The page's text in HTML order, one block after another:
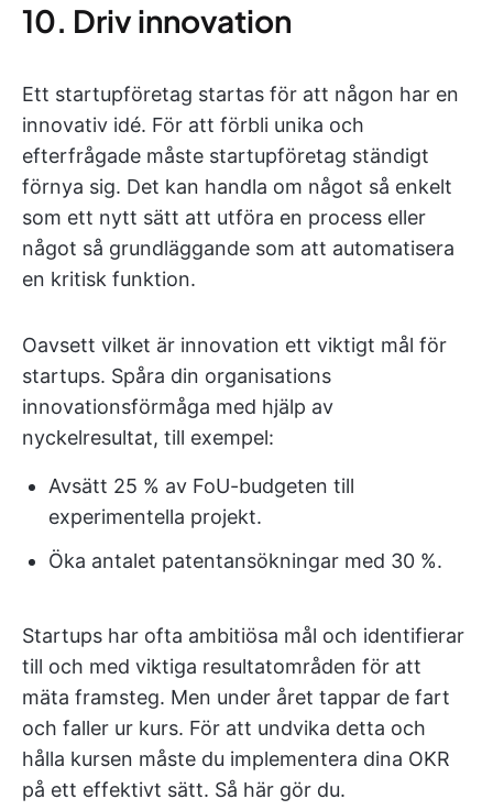
10. Driv innovation
Ett startupföretag startas för att någon har en
innovativ idé. För att förbli unika och
efterfrågade måste startupföretag ständigt
förnya sig. Det kan handla om något så enkelt
som ett nytt sätt att utföra en process eller
något så grundläggande som att automatisera
en kritisk funktion.
Oavsett vilket är innovation ett viktigt mål för
startups. Spåra din organisations
innovationsförmåga med hjälp av
nyckelresultat, till exempel:
Avsätt 25 % av FoU-budgeten till
experimentella projekt.
Öka antalet patentansökningar med 30 %.
Startups har ofta ambitiösa mål och identifierar
till och med viktiga resultatområden för att
mäta framsteg. Men under året tappar de fart
och faller ur kurs. För att undvika detta och
hålla kursen måste du implementera dina OKR
på ett effektivt sätt. Så här gör du.